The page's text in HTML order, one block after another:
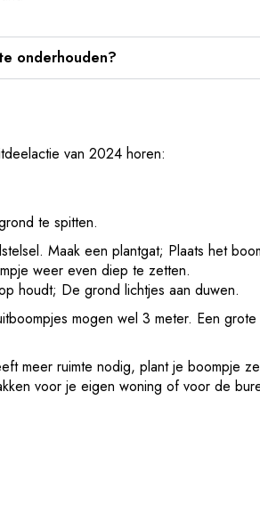
onderhouden?
van 2024 horen:
te spitten.
Maak een plantgat; Plaats het
weer even diep te zetten.
houdt; De grond lichtjes aan duwen.
mogen wel 3 meter. Een
meer ruimte nodig, plant je boompje
voor je eigen woning of voor de